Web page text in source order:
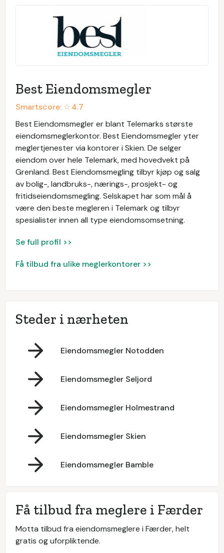
Best Eiendomsmegler
Smartscore: ☆4.7
Best Eiendomsmegler er blant Telemarks største
eiendomsmeglerkontor. Best Eiendomsmegler yter
meglertjenester via kontorer i Skien. De selger
eiendom over hele Telemark, med hovedvekt på
Grenland. Best Eiendomsmegling tilbyr kjøp og salg
av bolig-, landbruks-, nærings-, prosjekt- og
fritidseiendomsmegling. Selskapet har som mål å
være den beste megleren i Telemark og tilbyr
spesialister innen all type eiendomsomsetning.
Se full profil >>
Få tilbud fra ulike meglerkontorer >>
Steder i nærheten
Eiendomsmegler Notodden
Eiendomsmegler Seljord
Eiendomsmegler Holmestrand
Eiendomsmegler Skien
Eiendomsmegler Bamble
Få tilbud fra meglere i Færder
Motta tilbud fra eiendomsmeglere i Færder, helt
gratis og uforpliktende.